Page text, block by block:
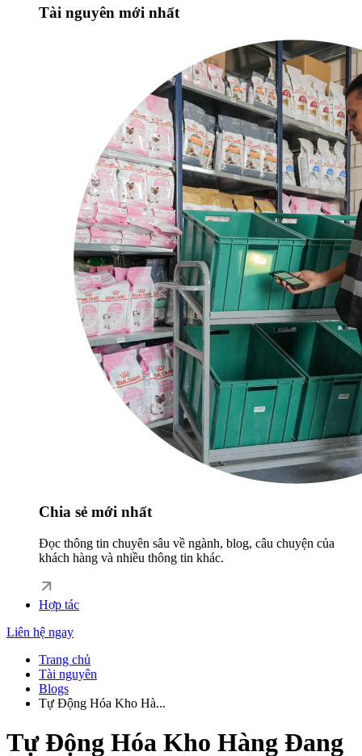
Tài nguyên mới nhất
Chia sẻ mới nhất
Đọc thông tin chuyên sâu về ngành, blog, câu chuyện của
khách hàng và nhiều thông tin khác.
Hợp tác
Liên hệ ngay
Trang chủ
Tài nguyên
Blogs
Tự Động Hóa Kho Hà...
Tự Động Hóa Kho Hàng Đang